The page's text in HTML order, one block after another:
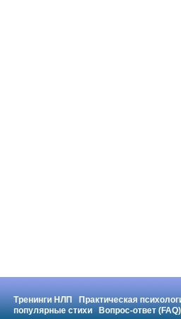
Тренинги НЛП
Практическая
популярные стихи
Вопрос-ответ (FAQ)